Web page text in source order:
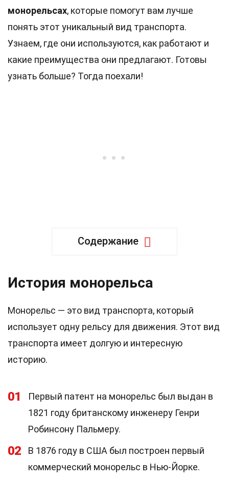
монорельсах, которые помогут вам лучше
понять этот уникальный вид транспорта.
Узнаем, где они используются, как работают и
какие преимущества они предлагают. Готовы
узнать больше? Тогда поехали!
Содержание
История монорельса
Монорельс — это вид транспорта, который
использует одну рельсу для движения. Этот вид
транспорта имеет долгую и интересную
историю.
01
Первый патент на монорельс был выдан в
1821 году британскому инженеру Генри
Робинсону Пальмеру.
02
В 1876 году в США был построен первый
коммерческий монорельс в Нью-Йорке.